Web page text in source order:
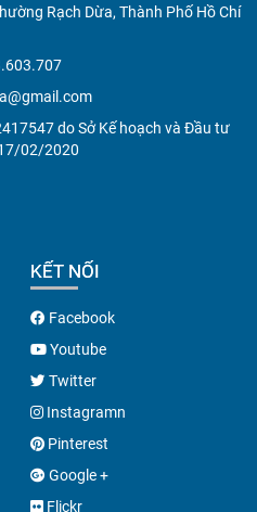
Rạch Dừa, Thành Phố Hồ Chí
do Sở Kế hoạch và Đầu tư
02/2020
KẾT NỐI
Facebook
Youtube
Twitter
Instagramn
Pinterest
Google +
Flickr